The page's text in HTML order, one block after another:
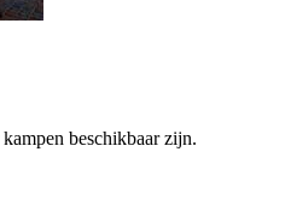
beschikbaar zijn.